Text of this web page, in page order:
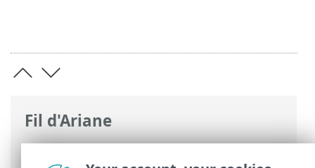
Fil d'Ariane
Aide en ligne d'ESET>ESET Mobile